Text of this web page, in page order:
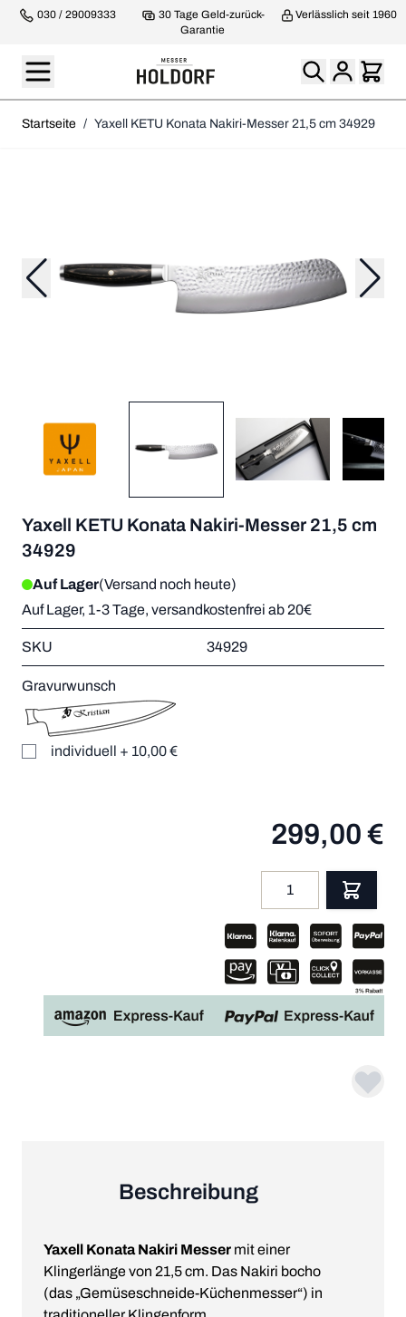
030 / 29009333
30 Tage Geld-zurück-
Garantie
Verlässlich seit 1960
Startseite / Yaxell KETU Konata Nakiri-Messer 21,5 cm 34929
Yaxell KETU Konata Nakiri-Messer 21,5 cm
34929
Auf Lager(Versand noch heute)
Auf Lager, 1-3 Tage, versandkostenfrei ab 20€
SKU 34929
Gravurwunsch
individuell + 10,00 €
299,00 €
Beschreibung
Yaxell Konata Nakiri Messer mit einer
Klingerlänge von 21,5 cm. Das Nakiri bocho
(das „Gemüseschneide-Küchenmesser“) in